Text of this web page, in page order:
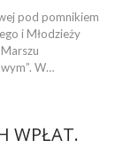
pod pomnikiem
i Młodzieży
W…
WPŁAT.